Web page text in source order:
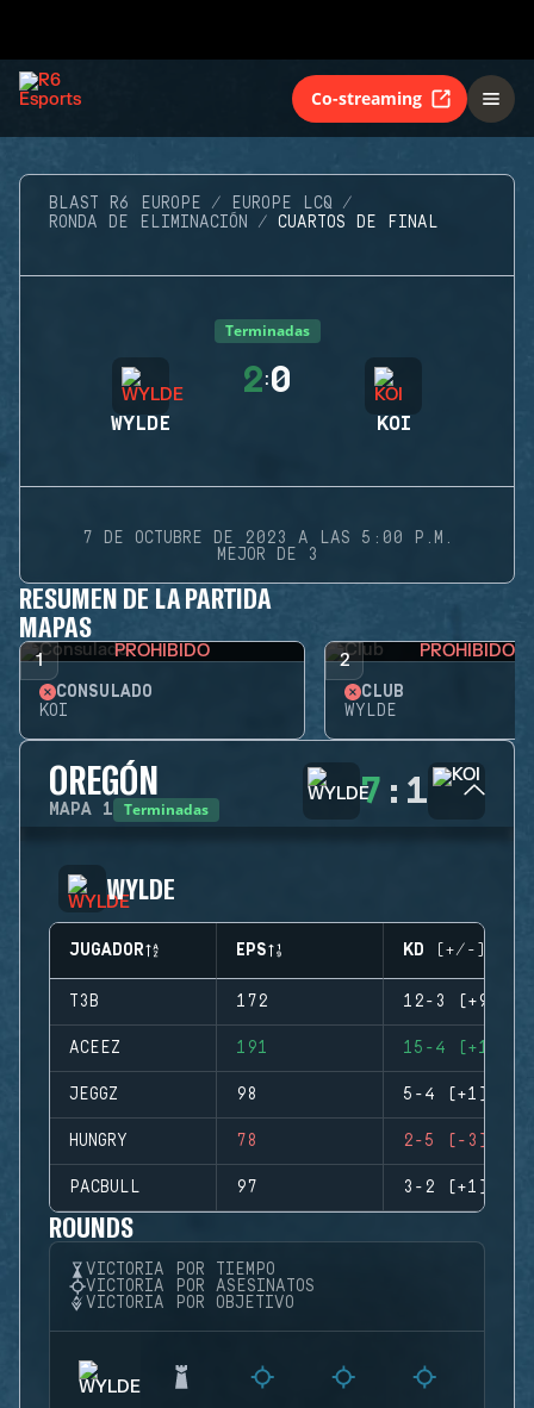
Co-streaming
BLAST R6 EUROPE
EUROPE LCQ
RONDA DE ELIMINACIÓN
CUARTOS DE FINAL
Terminadas
WYLDE
2:0
KOI
7 DE OCTUBRE DE 2023 A LAS 5:00 P.M.
MEJOR DE 3
RESUMEN DE LA PARTIDA
MAPAS
1 PROHIBIDO
CONSULADO
KOI
2 PROHIBIDO
CLUB
WYLDE
OREGÓN
MAPA 1 Terminadas 7 : 1
WYLDE
JUGADOR EPS KD (+/-)
T3B 172 12-3 (+9)
ACEEZ 191 15-4 (+11)
JEGGZ 98 5-4 (+1)
HUNGRY 78 2-5 (-3)
PACBULL 97 3-2 (+1)
ROUNDS
VICTORIA POR TIEMPO
VICTORIA POR ASESINATOS
VICTORIA POR OBJETIVO